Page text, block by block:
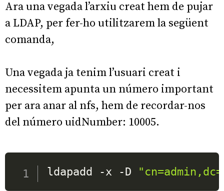
Ara una vegada l’arxiu creat hem de pujar
a LDAP, per fer-ho utilitzarem la següent
comanda,
Una vegada ja tenim l’usuari creat i
necessitem apunta un número important
per ara anar al nfs, hem de recordar-nos
del número uidNumber: 10005.
ldapadd -x -D